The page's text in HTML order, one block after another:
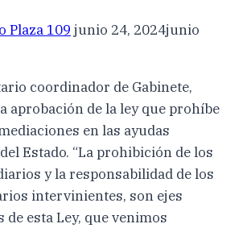
Plaza 109 junio 24, 2024junio
coordinador de Gabinete,
aprobación de la ley que prohíbe
en las ayudas
Estado. “La prohibición de los
y la responsabilidad de los
intervinientes, son ejes
de esta Ley, que venimos